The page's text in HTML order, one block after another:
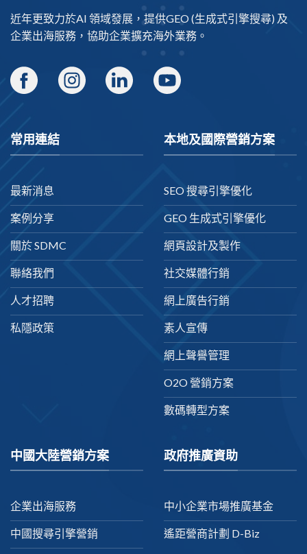
近年更致力於AI 領域發展，提供GEO(生成式引擎搜尋) 及
企業出海服務，協助企業擴充海外業務。
常用連結
最新消息
案例分享
關於 SDMC
聯絡我們
人才招聘
私隱政策
本地及國際營銷方案
SEO 搜尋引擎優化
GEO 生成式引擎優化
網頁設計及製作
社交媒體行銷
網上廣告行銷
素人宣傳
網上聲譽管理
O2O 營銷方案
數碼轉型方案
中國大陸營銷方案
企業出海服務
中國搜尋引擎營銷
政府推廣資助
中小企業市場推廣基金
遙距營商計劃 D-Biz